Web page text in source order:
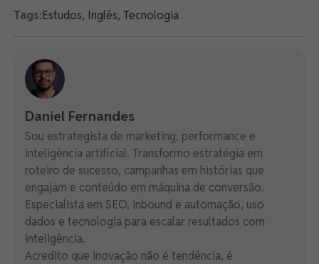
Tags:Estudos, Inglês, Tecnologia
Daniel Fernandes
Sou estrategista de marketing, performance e
inteligência artificial. Transformo estratégia em
roteiro de sucesso, campanhas em histórias que
engajam e conteúdo em máquina de conversão.
Especialista em SEO, inbound e automação, uso
dados e tecnologia para escalar resultados com
inteligência.
Acredito que inovação não é tendência, é